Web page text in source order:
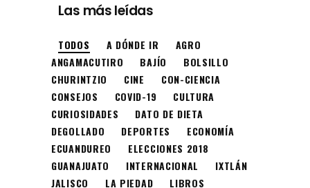
Las más leídas
TODOS A DÓNDE IR
AGRO
ANGAMACUTIRO
BAJÍO
BOLSILLO
CHURINTZIO
CINE
CON-CIENCIA
CONSEJOS
COVID-19
CULTURA
CURIOSIDADES
DATO DE DIETA
DEGOLLADO
DEPORTES
ECONOMÍA
ECUANDUREO
ELECCIONES 2018
GUANAJUATO
INTERNACIONAL
IXTLÁN
JALISCO
LA PIEDAD LIBROS